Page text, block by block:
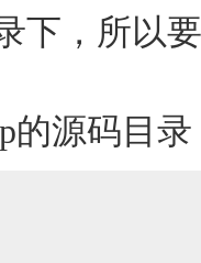
下，所以
的源码目录